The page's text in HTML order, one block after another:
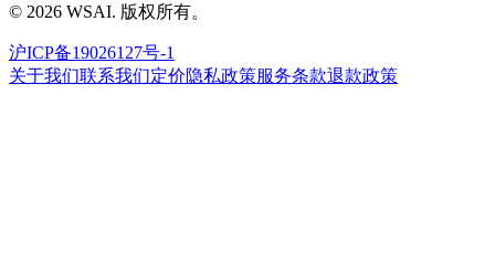
© 2026 WSAI. 版权所有。
沪ICP备19026127号-1
关于我们联系我们定价隐私政策服务条款退款政策